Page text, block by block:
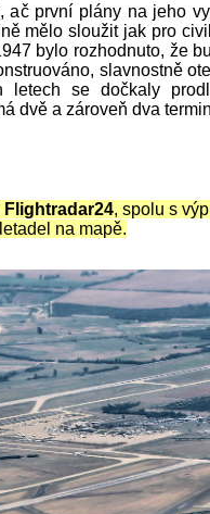
ač první plány na jeho
mělo sloužit jak pro
bylo rozhodnuto, že
slavnostně
letech se dočkaly
dvě a zároveň dva
Flightradar24, spolu s
na mapě.